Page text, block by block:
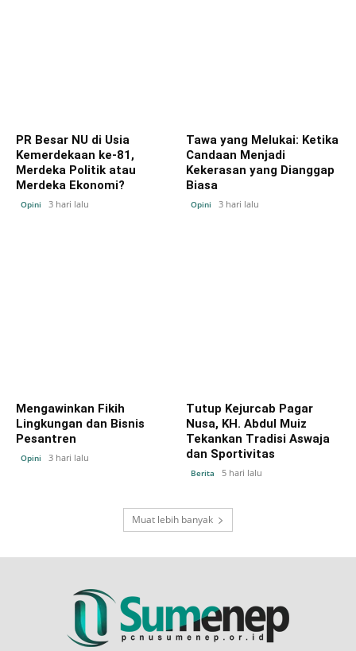
PR Besar NU di Usia
Kemerdekaan ke-81,
Merdeka Politik atau
Merdeka Ekonomi?
Opini 3 hari lalu
Tawa yang Melukai: Ketika
Candaan Menjadi
Kekerasan yang Dianggap
Biasa
Opini 3 hari lalu
Mengawinkan Fikih
Lingkungan dan Bisnis
Pesantren
Opini 3 hari lalu
Tutup Kejurcab Pagar
Nusa, KH. Abdul Muiz
Tekankan Tradisi Aswaja
dan Sportivitas
Berita 5 hari lalu
Muat lebih banyak